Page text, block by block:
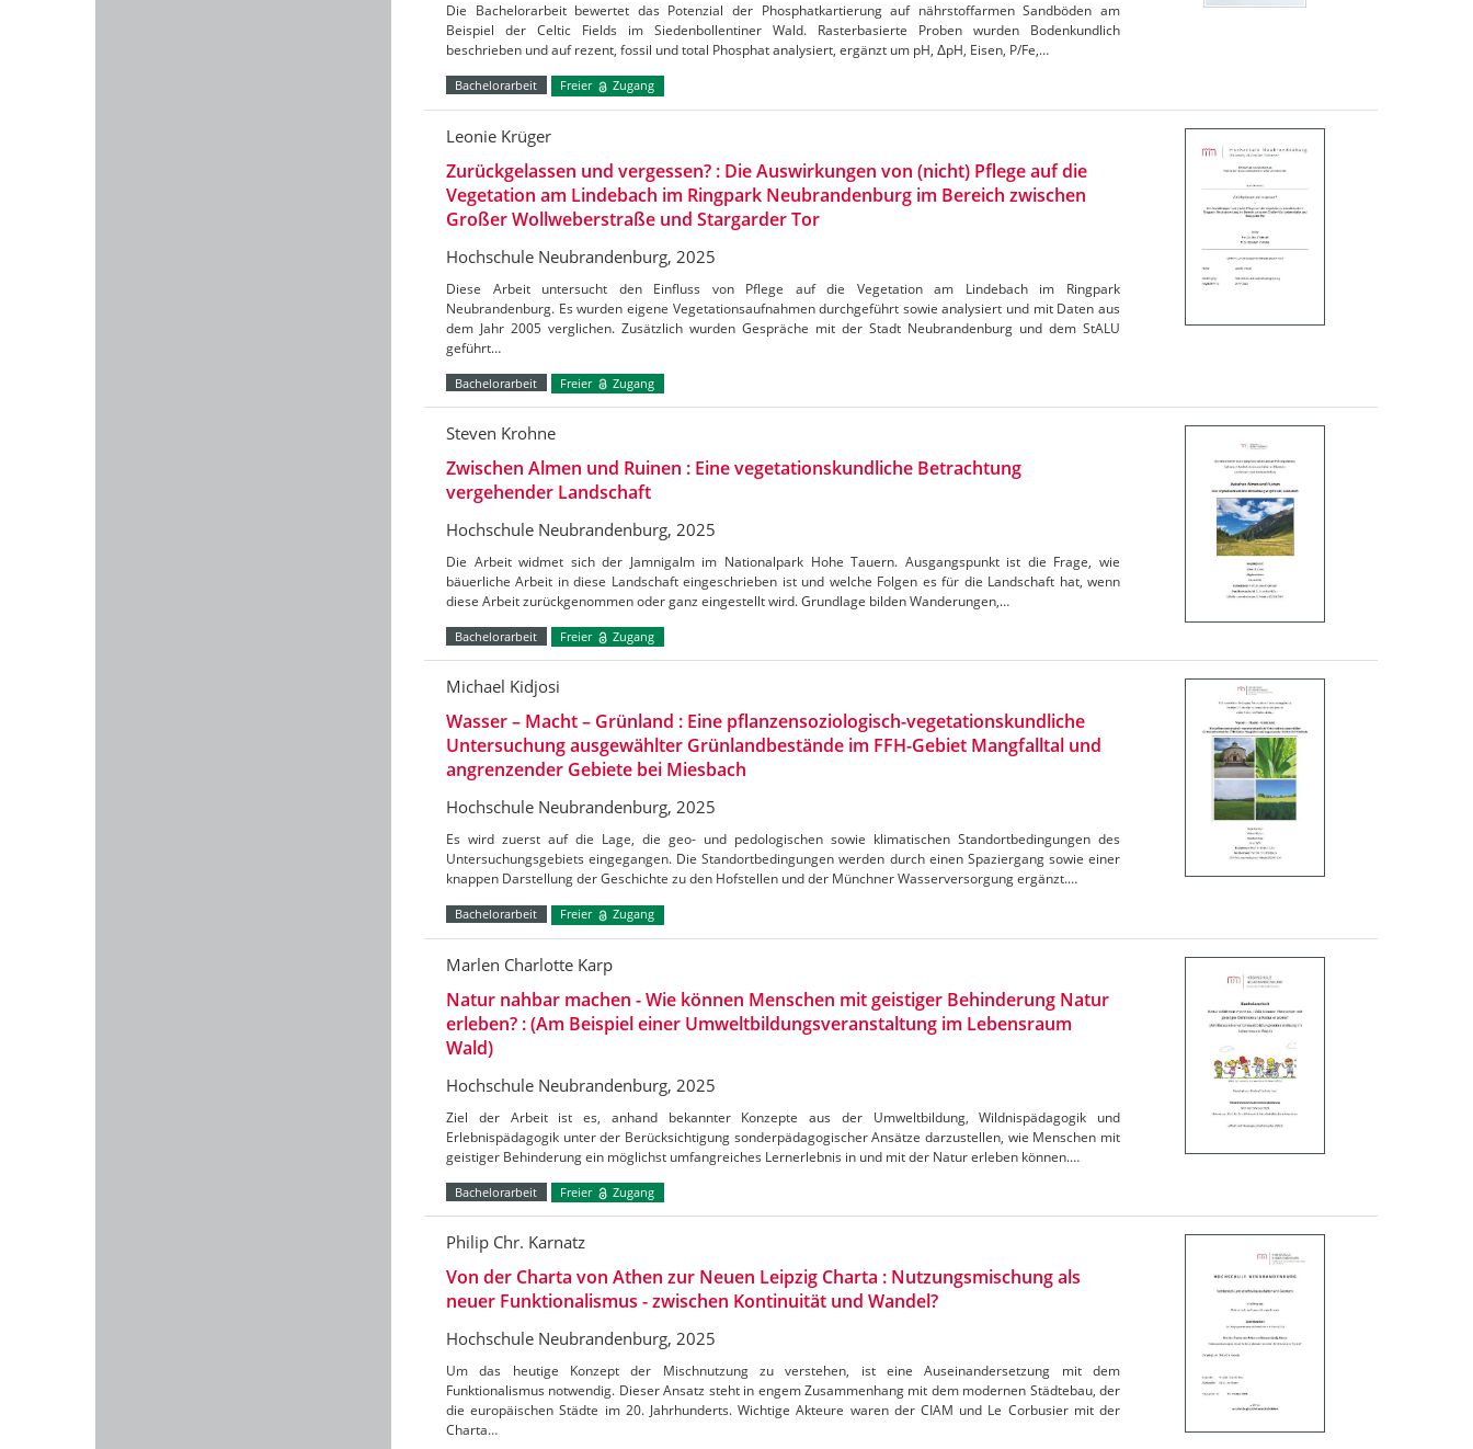
Die Bachelorarbeit bewertet das Potenzial der Phosphatkartierung auf nährstoffarmen Sandböden am
Beispiel der Celtic Fields im Siedenbollentiner Wald. Rasterbasierte Proben wurden Bodenkundlich
beschrieben und auf rezent, fossil und total Phosphat analysiert, ergänzt um pH, ΔpH, Eisen, P/Fe,…
Bachelorarbeit Freier Zugang
Leonie Krüger
Zurückgelassen und vergessen? : Die Auswirkungen von (nicht) Pflege auf die
Vegetation am Lindebach im Ringpark Neubrandenburg im Bereich zwischen
Großer Wollweberstraße und Stargarder Tor
Hochschule Neubrandenburg, 2025
Diese Arbeit untersucht den Einfluss von Pflege auf die Vegetation am Lindebach im Ringpark
Neubrandenburg. Es wurden eigene Vegetationsaufnahmen durchgeführt sowie analysiert und mit Daten aus
dem Jahr 2005 verglichen. Zusätzlich wurden Gespräche mit der Stadt Neubrandenburg und dem StALU
geführt…
Bachelorarbeit Freier Zugang
Steven Krohne
Zwischen Almen und Ruinen : Eine vegetationskundliche Betrachtung
vergehender Landschaft
Hochschule Neubrandenburg, 2025
Die Arbeit widmet sich der Jamnigalm im Nationalpark Hohe Tauern. Ausgangspunkt ist die Frage, wie
bäuerliche Arbeit in diese Landschaft eingeschrieben ist und welche Folgen es für die Landschaft hat, wenn
diese Arbeit zurückgenommen oder ganz eingestellt wird. Grundlage bilden Wanderungen,…
Bachelorarbeit Freier Zugang
Michael Kidjosi
Wasser – Macht – Grünland : Eine pflanzensoziologisch-vegetationskundliche
Untersuchung ausgewählter Grünlandbestände im FFH-Gebiet Mangfalltal und
angrenzender Gebiete bei Miesbach
Hochschule Neubrandenburg, 2025
Es wird zuerst auf die Lage, die geo- und pedologischen sowie klimatischen Standortbedingungen des
Untersuchungsgebiets eingegangen. Die Standortbedingungen werden durch einen Spaziergang sowie einer
knappen Darstellung der Geschichte zu den Hofstellen und der Münchner Wasserversorgung ergänzt.…
Bachelorarbeit Freier Zugang
Marlen Charlotte Karp
Natur nahbar machen - Wie können Menschen mit geistiger Behinderung Natur
erleben? : (Am Beispiel einer Umweltbildungsveranstaltung im Lebensraum
Wald)
Hochschule Neubrandenburg, 2025
Ziel der Arbeit ist es, anhand bekannter Konzepte aus der Umweltbildung, Wildnispädagogik und
Erlebnispädagogik unter der Berücksichtigung sonderpädagogischer Ansätze darzustellen, wie Menschen mit
geistiger Behinderung ein möglichst umfangreiches Lernerlebnis in und mit der Natur erleben können.…
Bachelorarbeit Freier Zugang
Philip Chr. Karnatz
Von der Charta von Athen zur Neuen Leipzig Charta : Nutzungsmischung als
neuer Funktionalismus - zwischen Kontinuität und Wandel?
Hochschule Neubrandenburg, 2025
Um das heutige Konzept der Mischnutzung zu verstehen, ist eine Auseinandersetzung mit dem
Funktionalismus notwendig. Dieser Ansatz steht in engem Zusammenhang mit dem modernen Städtebau, der
die europäischen Städte im 20. Jahrhunderts. Wichtige Akteure waren der CIAM und Le Corbusier mit der
Charta…